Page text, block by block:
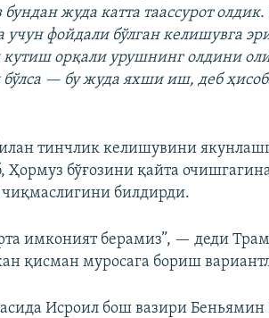
бундан жуда катта таассурот
фойдали бўлган келишувга
кутиш орқали урушнинг олдини
— бу жуда яхши иш, деб
тинчлик келишувини
Ҳормуз бўғозини қайта
билдирди.
имконият берамиз”, — деди
қисман муросага бориш
Исроил бош вазири